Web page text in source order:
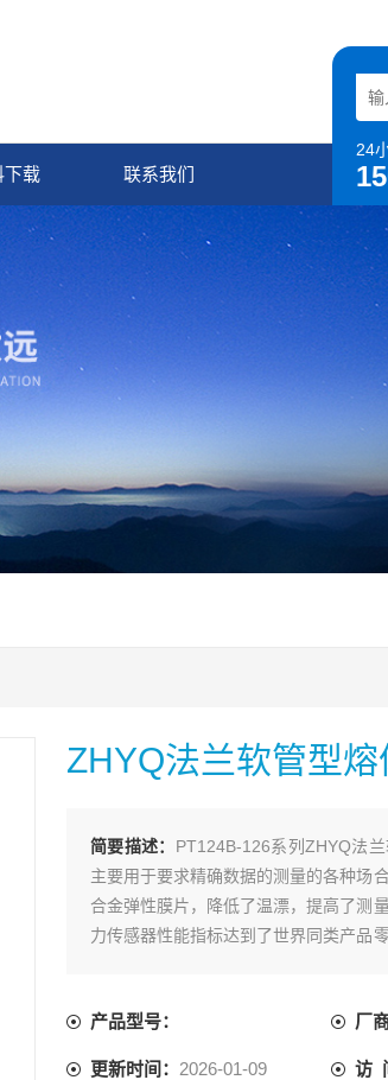
24
下载 联系我们
ZHYQ法兰软管型
简要描述： PT124B-126系列ZHYQ法
主要用于要求精确数据的测量的各种场
合金弹性膜片，降低了温漂，提高了测
力传感器性能指标达到了世界同类产品
产品型号： 厂
更新时间： 2026-01-09 访